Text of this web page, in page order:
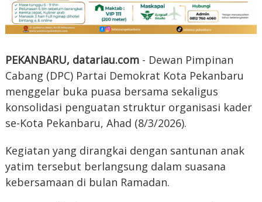
‎PEKANBARU, datariau.com- Dewan Pimpinan
Cabang (DPC) Partai Demokrat Kota Pekanbaru
menggelar buka puasa bersama sekaligus
konsolidasi penguatan struktur organisasi kader
se-Kota Pekanbaru, Ahad (8/3/2026).
‎Kegiatan yang dirangkai dengan santunan anak
yatim tersebut berlangsung dalam suasana
kebersamaan di bulan Ramadan.